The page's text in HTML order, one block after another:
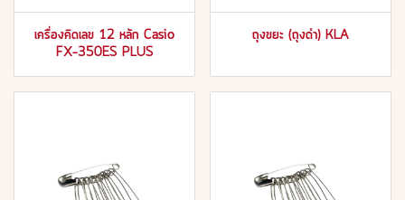
เครื่องคิดเลข 12 หลัก Casio
FX-350ES PLUS
ถุงขยะ (ถุงดำ) KLA